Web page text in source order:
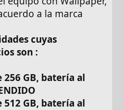
a la marca
cuyas
son :
256 GB, batería al
512 GB, batería al